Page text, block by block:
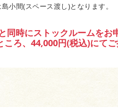
小間(スペース渡し)となります。
同時にストックルームを
ろ、44,000円(税込)にてご